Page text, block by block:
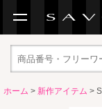
ホーム > 新作アイテム >